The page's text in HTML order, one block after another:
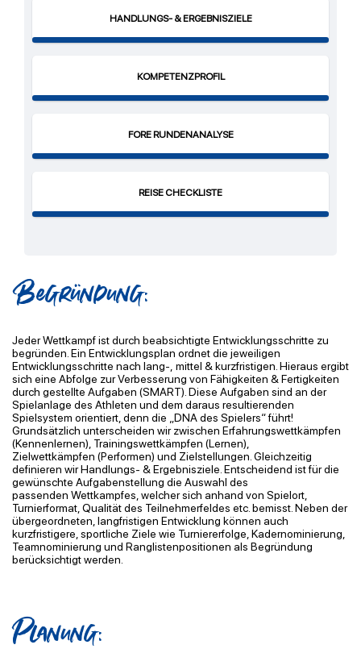
HANDLUNGS- & ERGEBNISZIELE​
KOMPETENZPROFIL​
FORE RUNDENANALYSE
REISE CHECKLISTE​
Begründung:
Jeder Wettkampf ist durch beabsichtigte Entwicklungsschritte zu
begründen. Ein Entwicklungsplan ordnet die jeweiligen
Entwicklungsschritte nach lang-, mittel & kurzfristigen. Hieraus ergibt
sich eine Abfolge zur Verbesserung von Fähigkeiten & Fertigkeiten
durch gestellte Aufgaben (SMART). Diese Aufgaben sind an der
Spielanlage des Athleten und dem daraus resultierenden
Spielsystem orientiert, denn die
„DNA des Spielers“ führt!
Grundsätzlich unterscheiden wir zwischen Erfahrungswettkämpfen
(Kennenlernen), Trainingswettkämpfen (Lernen),
Zielwettkämpfen (Performen) und Zielstellungen. Gleichzeitig
definieren wir Handlungs- & Ergebnisziele. Entscheidend ist für die
gewünschte Aufgabenstellung die Auswahl des
passenden Wettkampfes, welcher sich anhand von Spielort,
Turnierformat, Qualität des Teilnehmerfeldes etc. bemisst. Neben der
übergeordneten, langfristigen Entwicklung können auch
kurzfristigere, sportliche Ziele wie Turniererfolge, Kadernominierung,
Teamnominierung und Ranglistenpositionen als Begründung
berücksichtigt werden.
Planung: